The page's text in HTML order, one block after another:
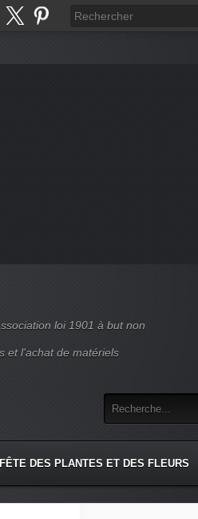
loi 1901 à but non
et l'achat de matériels
FÊTE DES PLANTES ET DES FLEURS